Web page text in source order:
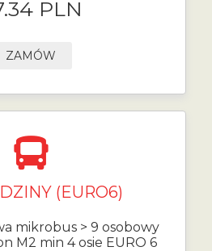
PLN
ZAMÓW
(EURO6)
mikrobus > 9 osobowy
M2 min 4 osie EURO 6